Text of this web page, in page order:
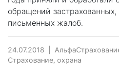
обращений
письменных жалоб.
24.07.2018
Страхование, охрана